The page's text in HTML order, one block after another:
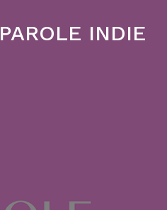
PAROLE INDIE